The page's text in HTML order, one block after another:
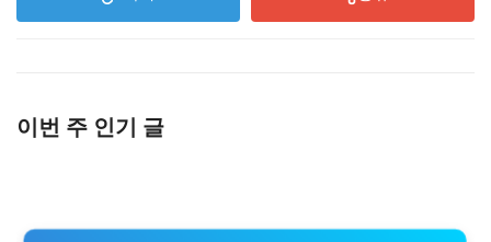
이번 주 인기 글